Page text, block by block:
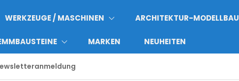
WERKZEUGE / MASCHINEN ARCHITEKTUR-MODELLBAU
MARKEN NEUHEITEN